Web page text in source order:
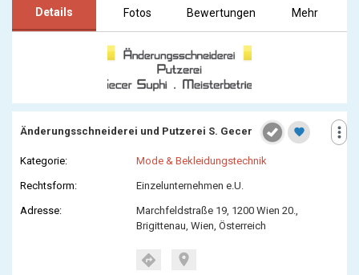
Details Fotos Bewertungen Mehr
more_vert
Änderungsschneiderei und Putzerei S. Gecer favorite
Kategorie: Mode & Bekleidungstechnik
Rechtsform: Einzelunternehmen e.U.
Adresse:
Marchfeldstraße 19, 1200 Wien 20.,
Brigittenau, Wien, Österreich
directions location_on